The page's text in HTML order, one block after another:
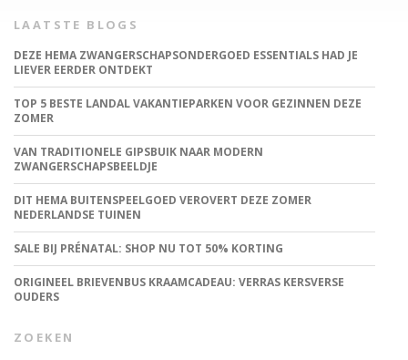
LAATSTE BLOGS
DEZE HEMA ZWANGERSCHAPSONDERGOED ESSENTIALS HAD JE
LIEVER EERDER ONTDEKT
TOP 5 BESTE LANDAL VAKANTIEPARKEN VOOR GEZINNEN DEZE
ZOMER
VAN TRADITIONELE GIPSBUIK NAAR MODERN
ZWANGERSCHAPSBEELDJE
DIT HEMA BUITENSPEELGOED VEROVERT DEZE ZOMER
NEDERLANDSE TUINEN
SALE BIJ PRÉNATAL: SHOP NU TOT 50% KORTING
ORIGINEEL BRIEVENBUS KRAAMCADEAU: VERRAS KERSVERSE
OUDERS
ZOEKEN